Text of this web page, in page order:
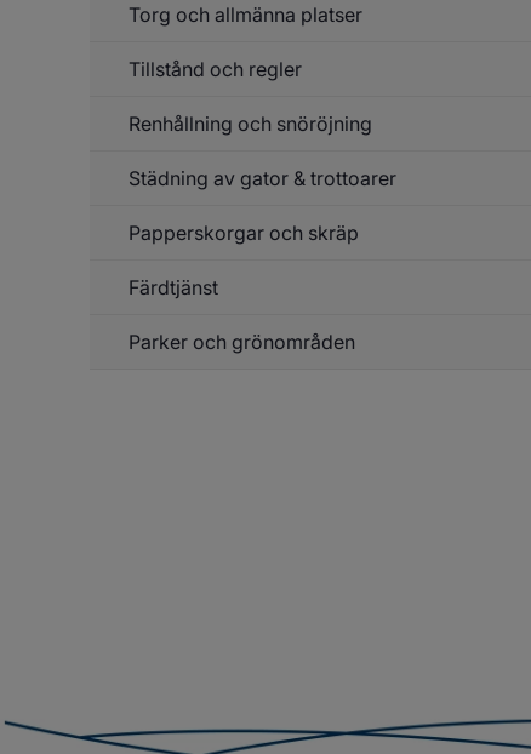
Torg och allmänna platser
Tillstånd och regler
Renhållning och snöröjning
Städning av gator & trottoarer
Papperskorgar och skräp
Färdtjänst
Parker och grönområden